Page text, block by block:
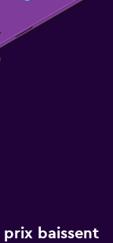
prix baissent